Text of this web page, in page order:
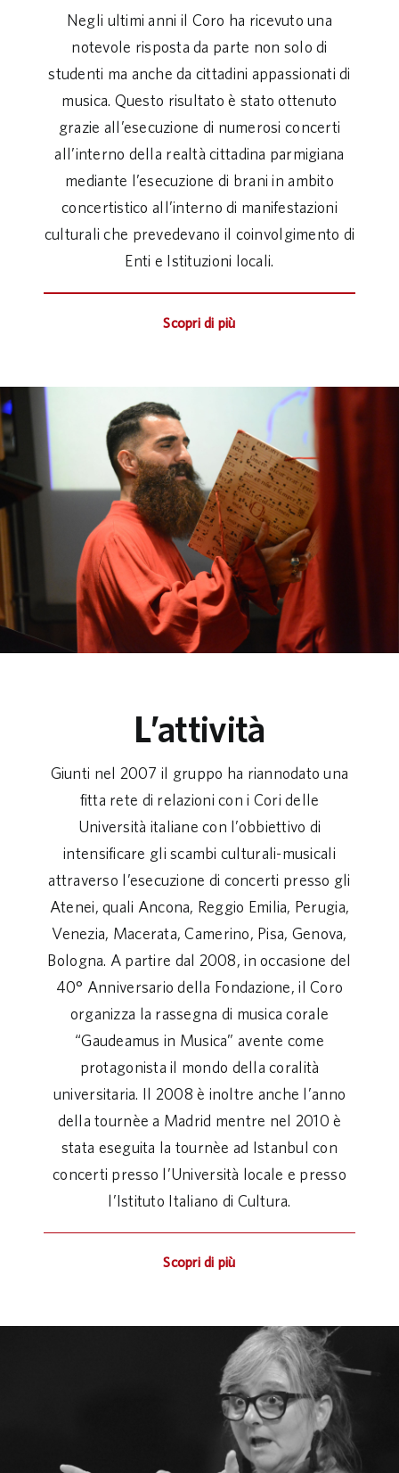
Negli ultimi anni il Coro ha ricevuto una
notevole risposta da parte non solo di
studenti ma anche da cittadini appassionati di
musica. Questo risultato è stato ottenuto
grazie all’esecuzione di numerosi concerti
all’interno della realtà cittadina parmigiana
mediante l’esecuzione di brani in ambito
concertistico all’interno di manifestazioni
culturali che prevedevano il coinvolgimento di
Enti e Istituzioni locali.
Scopri di più
L’attività
Giunti nel 2007 il gruppo ha riannodato una
fitta rete di relazioni con i Cori delle
Università italiane con l’obbiettivo di
intensificare gli scambi culturali-musicali
attraverso l’esecuzione di concerti presso gli
Atenei, quali Ancona, Reggio Emilia, Perugia,
Venezia, Macerata, Camerino, Pisa, Genova,
Bologna. A partire dal 2008, in occasione del
40° Anniversario della Fondazione, il Coro
organizza la rassegna di musica corale
“Gaudeamus in Musica” avente come
protagonista il mondo della coralità
universitaria. Il 2008 è inoltre anche l’anno
della tournèe a Madrid mentre nel 2010 è
stata eseguita la tournèe ad Istanbul con
concerti presso l’Università locale e presso
l’Istituto Italiano di Cultura.
Scopri di più